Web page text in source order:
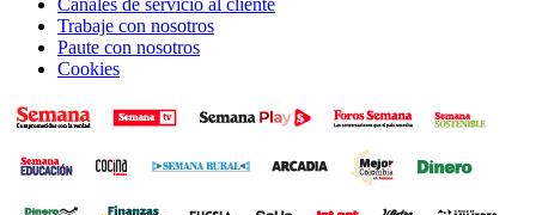
Trabaje con nosotros
Paute con nosotros
Cookies